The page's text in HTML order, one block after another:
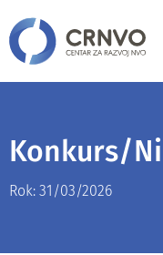
Konkurs/
Rok: 31/03/2026